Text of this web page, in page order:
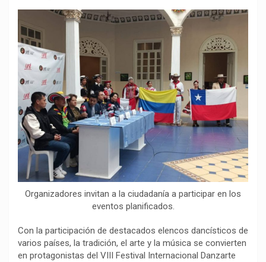
r
Organizadores invitan a la ciudadanía a participar en los
eventos planificados.
Con la participación de destacados elencos dancísticos de
varios países, la tradición, el arte y la música se convierten
en protagonistas del VIII Festival Internacional Danzarte